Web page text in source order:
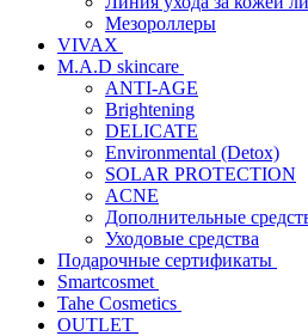
Мезороллеры
VIVAX
M.A.D skincare
ANTI-AGE
Brightening
DELICATE
Environmental (Detox)
SOLAR PROTECTION
АCNE
Дополнительные
Уходовые средства
Подарочные сертификаты
Smartcosmet
Tahe Cosmetics
OUTLET